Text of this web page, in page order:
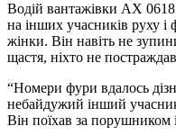
Водій вантажівки АХ
на інших учасників руху і
жінки. Він навіть не
щастя, ніхто не
“Номери фури вдалось
небайдужий інший
Він поїхав за порушником